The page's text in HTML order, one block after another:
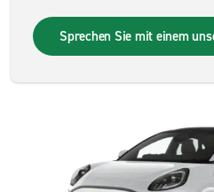
Sprechen Sie mit einem